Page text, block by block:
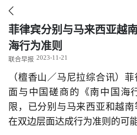

菲律宾分别与马来西亚越
海行为准则
联合早报 2023-11-21
（檀香山／马尼拉综合讯）
面与中国磋商的《南中国海
限，已分别与马来西亚和越
在双边层面达成行为准则的可能